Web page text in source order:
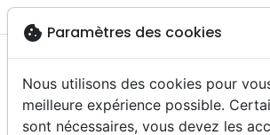
menu
cookie Paramètres des cookies
Nous utilisons des cookies pour
meilleure expérience possible.
sont nécessaires, vous devez les